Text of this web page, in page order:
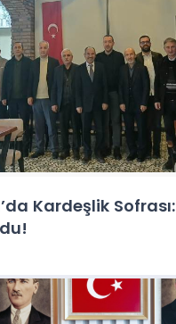
Kardeşlik Sofrası: